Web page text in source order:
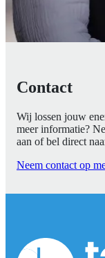
Contact
Wij lossen jouw
meer informatie?
aan of bel direct
Neem contact op